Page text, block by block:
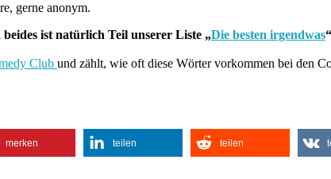
gerne anonym.
beides ist natürlich Teil unserer Liste „Die besten irgendwas
Club und zählt, wie oft diese Wörter vorkommen bei den
merken teilen teilen